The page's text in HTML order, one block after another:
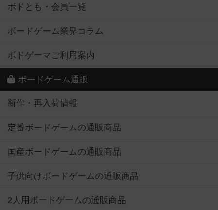
ボドとも・会員一覧
ボードゲーム業界コラム
ボドゲーマご利用案内
ボードゲーム通販
新作・再入荷情報
定番ボードゲームの通販商品
国産ボードゲームの通販商品
子供向けボードゲームの通販商品
2人用ボードゲームの通販商品